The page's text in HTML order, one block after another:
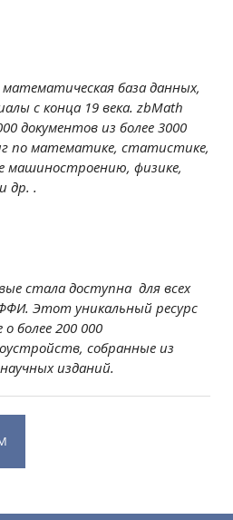
математическая база данных,
с конца 19 века. zbMath
документов из более 3000
по математике, статистике,
физике,
др. .
стала доступна для всех
Этот уникальный ресурс
более 200 000
собранные из
изданий.